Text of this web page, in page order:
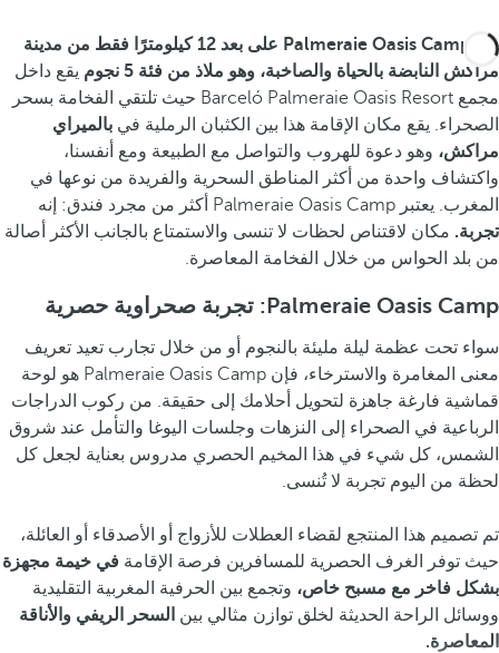
يقع
Palmeraie Oasis Camp على بعد 12 كيلومترًا فقط من مدينة
مراكش النابضة بالحياة والصاخبة، وهو ملاذ من فئة 5 نجوم
يقع داخل
مجمع Barceló Palmeraie Oasis Resort حيث تلتقي الفخامة بسحر
الصحراء. يقع مكان الإقامة هذا بين الكثبان الرملية في بالميراي
مراكش، وهو دعوة للهروب والتواصل مع الطبيعة ومع أنفسنا،
واكتشاف واحدة من أكثر المناطق السحرية والفريدة من نوعها في
المغرب. يعتبر Palmeraie Oasis Camp أكثر من مجرد فندق: إنه
تجربة. مكان لاقتناص لحظات لا تنسى والاستمتاع بالجانب الأكثر أصالة
من بلد الحواس من خلال الفخامة المعاصرة.
Palmeraie Oasis Camp: تجربة صحراوية حصرية
سواء تحت عظمة ليلة مليئة بالنجوم أو من خلال تجارب تعيد تعريف
معنى المغامرة والاسترخاء، فإن Palmeraie Oasis Camp هو لوحة
قماشية فارغة جاهزة لتحويل أحلامك إلى حقيقة. من ركوب الدراجات
الرباعية في الصحراء إلى النزهات وجلسات اليوغا والتأمل عند شروق
الشمس، كل شيء في هذا المخيم الحصري مدروس بعناية لجعل كل
لحظة من اليوم تجربة لا تُنسى.
تم تصميم هذا المنتجع لقضاء العطلات للأزواج أو الأصدقاء أو العائلة،
حيث توفر الغرف الحصرية للمسافرين فرصة الإقامة في خيمة مجهزة
بشكل فاخر مع مسبح خاص، وتجمع بين الحرفية المغربية التقليدية
ووسائل الراحة الحديثة لخلق توازن مثالي بين السحر الريفي والأناقة
المعاصرة.